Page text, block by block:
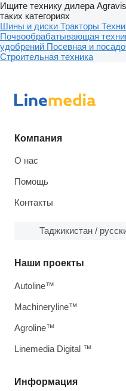
Ищите технику дилера
таких категориях
Шины и диски Тракторы
Почвообрабатывающая
удобрений Посевная и
Строительная техника
Компания
О нас
Помощь
Контакты
Таджикистан /
Информация
Наши проекты
Autoline™
Machineryline™
Agroline™
Linemedia Digital ™